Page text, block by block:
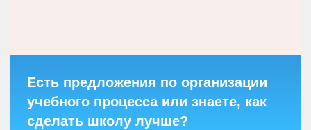
Есть предложения по организации
учебного процесса или знаете, как
сделать школу лучше?